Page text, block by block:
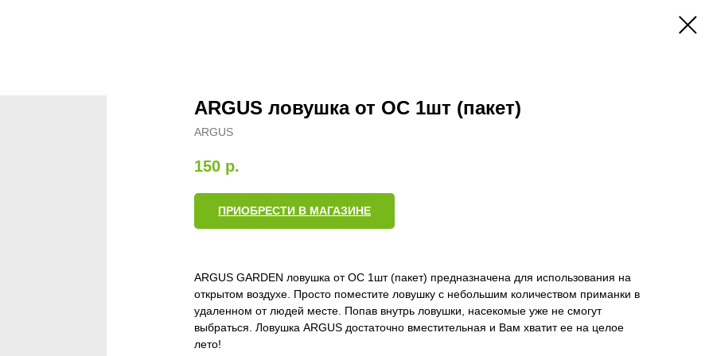
ARGUS ловушка от ОС 1шт (пакет)
ARGUS
150 р.
ПРИОБРЕСТИ В МАГАЗИНЕ
ARGUS GARDEN ловушка от ОС 1шт (пакет) предназначена для использования на
открытом воздухе. Просто поместите ловушку с небольшим количеством приманки в
удаленном от людей месте. Попав внутрь ловушки, насекомые уже не смогут
выбраться. Ловушка ARGUS достаточно вместительная и Вам хватит ее на целое
лето!